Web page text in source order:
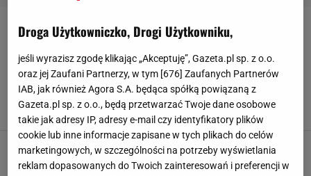
STYLIZACJE-DO-BIURA
Jesienny officecore z pazurem i modowym
zacięciem. Damskie krawaty biją rekordy
popularności
Natalia Piwek, 14 PAŹDZIERNIKA 2025, 15:45
Wybieramy najmodniejsze koszule do pracy,
mają polską metkę. Satynowy materiał jest
szykowny i elegancki jak perły
Droga Użytkowniczko, Drogi Użytkowniku,
jeśli wyrazisz zgodę klikając „Akceptuję”, Gazeta.pl sp. z o.o.
oraz jej Zaufani Partnerzy, w tym [676] Zaufanych Partnerów
IAB, jak również Agora S.A. będąca spółką powiązaną z
Gazeta.pl sp. z o.o., będą przetwarzać Twoje dane osobowe
takie jak adresy IP, adresy e-mail czy identyfikatory plików
cookie lub inne informacje zapisane w tych plikach do celów
marketingowych, w szczególności na potrzeby wyświetlania
reklam dopasowanych do Twoich zainteresowań i preferencji w